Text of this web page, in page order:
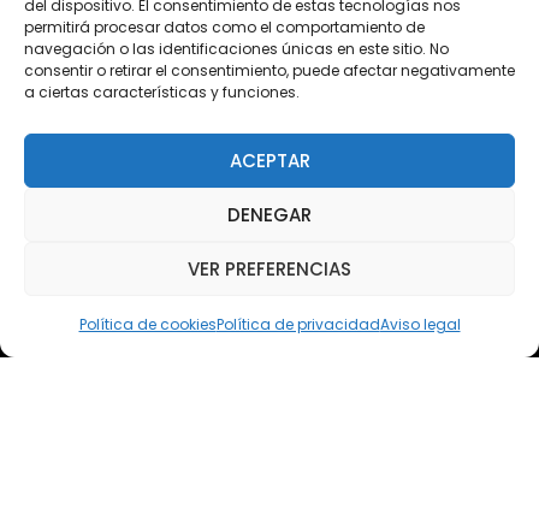
del dispositivo. El consentimiento de estas tecnologías nos
permitirá procesar datos como el comportamiento de
navegación o las identificaciones únicas en este sitio. No
consentir o retirar el consentimiento, puede afectar negativamente
a ciertas características y funciones.
ACEPTAR
DENEGAR
VER PREFERENCIAS
Política de cookiesPolítica de privacidadAviso legal
Acceso Cursos UNIR
Teléfono: (+34) 958 455 085
Teléfono: (+34) 618 370 813